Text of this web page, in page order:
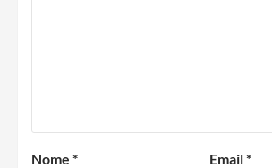
Nome * Email*